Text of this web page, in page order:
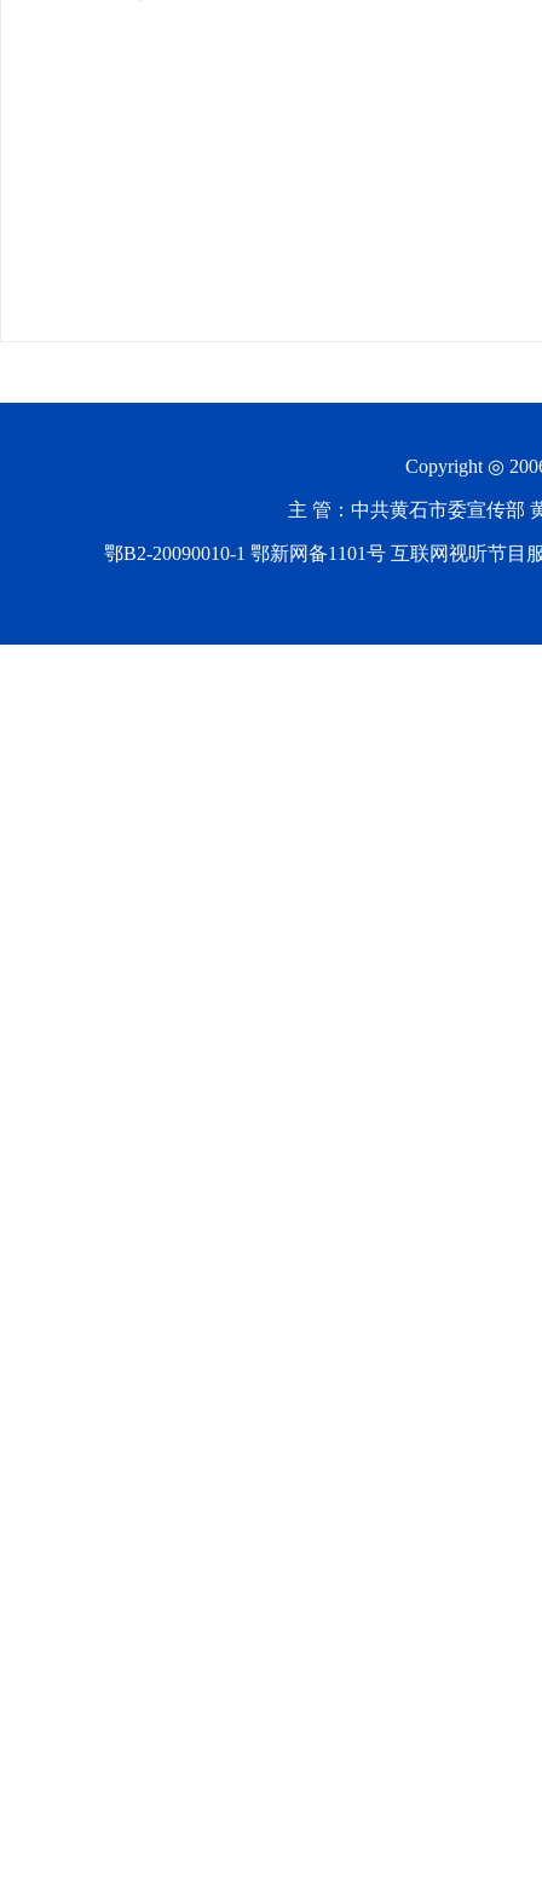
Copyright ◎
主 管：中共黄石市委宣传部
鄂B2-20090010-1 鄂新网备1101号 互联网视听节目